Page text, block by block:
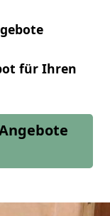
für Ihren